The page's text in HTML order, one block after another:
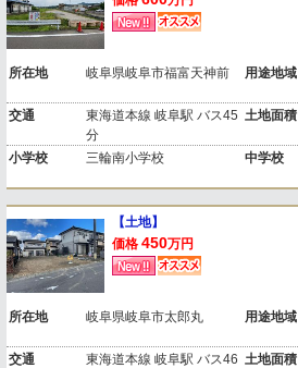
所在地 岐阜県岐阜市福富天神前 用途地域
交通
東海道本線 岐阜駅 バス45
分
土地面積
小学校 三輪南小学校 中学校
【土地】
価格 450万円
所在地 岐阜県岐阜市太郎丸 用途地域
交通
東海道本線 岐阜駅 バス46 土地面積